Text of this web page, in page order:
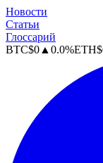
Новости
Статьи
Глоссарий
BTC$0 ▲ 0.0%ETH$